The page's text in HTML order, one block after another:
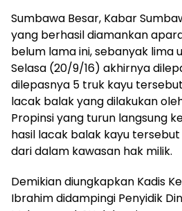
Sumbawa Besar, Kabar
yang berhasil diamankan
belum lama ini, sebanyak lima
Selasa (20/9/16) akhirnya
dilepasnya 5 truk kayu
lacak balak yang dilakukan
Propinsi yang turun langsung
hasil lacak balak kayu
dari dalam kawasan hak milik.
Demikian diungkapkan Kadis
Ibrahim didampingi Penyidik